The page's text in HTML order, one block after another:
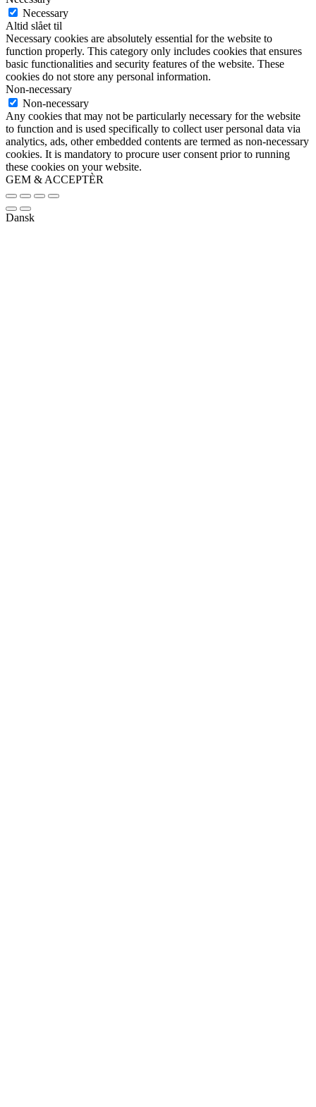
Necessary
Altid slået til
Necessary cookies are absolutely essential for the website to
function properly. This category only includes cookies that ensures
basic functionalities and security features of the website. These
cookies do not store any personal information.
Non-necessary
Non-necessary
Any cookies that may not be particularly necessary for the website
to function and is used specifically to collect user personal data via
analytics, ads, other embedded contents are termed as non-necessary
cookies. It is mandatory to procure user consent prior to running
these cookies on your website.
GEM & ACCEPTÈR
Dansk